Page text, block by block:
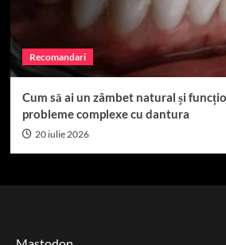
Recomandari
Cum să ai un zâmbet natural și
probleme complexe cu dantura
20 iulie 2026